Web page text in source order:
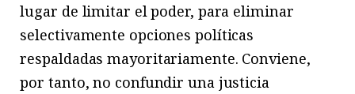
lugar de limitar el poder, para eliminar
selectivamente opciones políticas
respaldadas mayoritariamente. Conviene,
por tanto, no confundir una justicia